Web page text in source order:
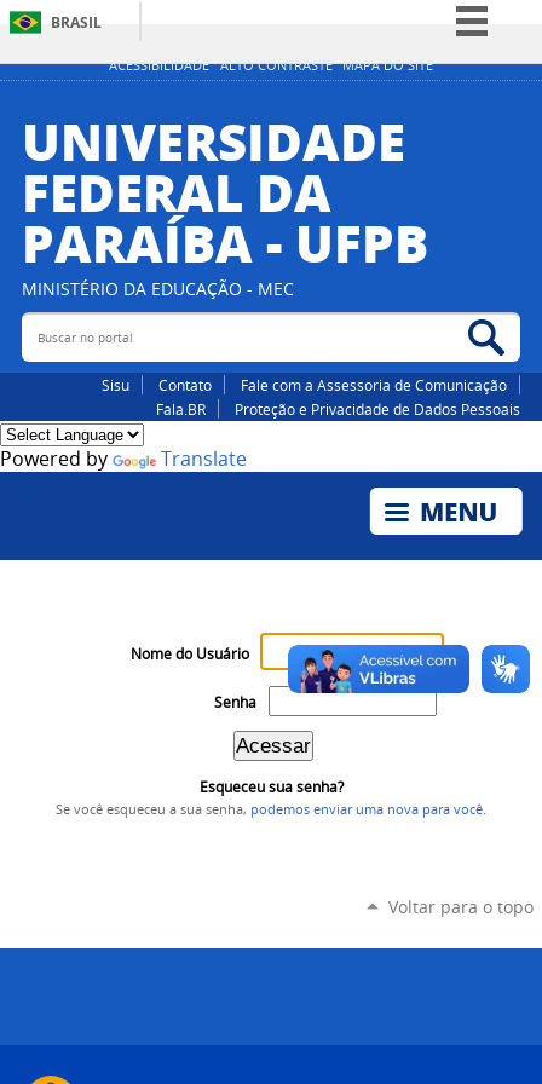
ACESSIBILIDADE ALTO CONTRASTE MAPA DO SITE
BRASIL
Simplifique!
Participe
Acesso à informação
Canais
UNIVERSIDADE
FEDERAL DA
PARAÍBA - UFPB
MINISTÉRIO DA EDUCAÇÃO - MEC
Buscar no portal
Sisu Contato
Fale com a Assessoria de Comunicação
Fala.BR
Proteção e Privacidade de Dados Pessoais
Powered by Translate
Nome do Usuário
Senha
Esqueceu sua senha?
Se você esqueceu a sua senha, podemos enviar uma nova para você
Voltar para o topo